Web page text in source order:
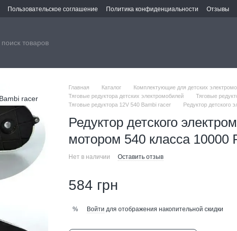
Пользовательское соглашение Политика конфиденциальности Отзывы
Главная Каталог Комплектующие для детских
Тяговые редуктора детских электромобилей
Тяговые
Тяговые редуктора 12V 540 Bambi racer
Редуктор детского
Редуктор детского
мотором 540 класса 10000
Нет в наличии Оставить отзыв
584 грн
% Войти для отображения накопительной скидки